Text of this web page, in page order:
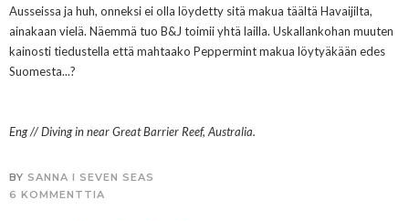
Ausseissa ja huh, onneksi ei olla löydetty sitä makua täältä Havaijilta,
ainakaan vielä. Näemmä tuo B&J toimii yhtä lailla. Uskallankohan muuten
kainosti tiedustella että mahtaako Peppermint makua löytyäkään edes
Suomesta...?
Eng // Diving in near Great Barrier Reef, Australia.
BY SANNA I SEVEN SEAS
6 KOMMENTTIA